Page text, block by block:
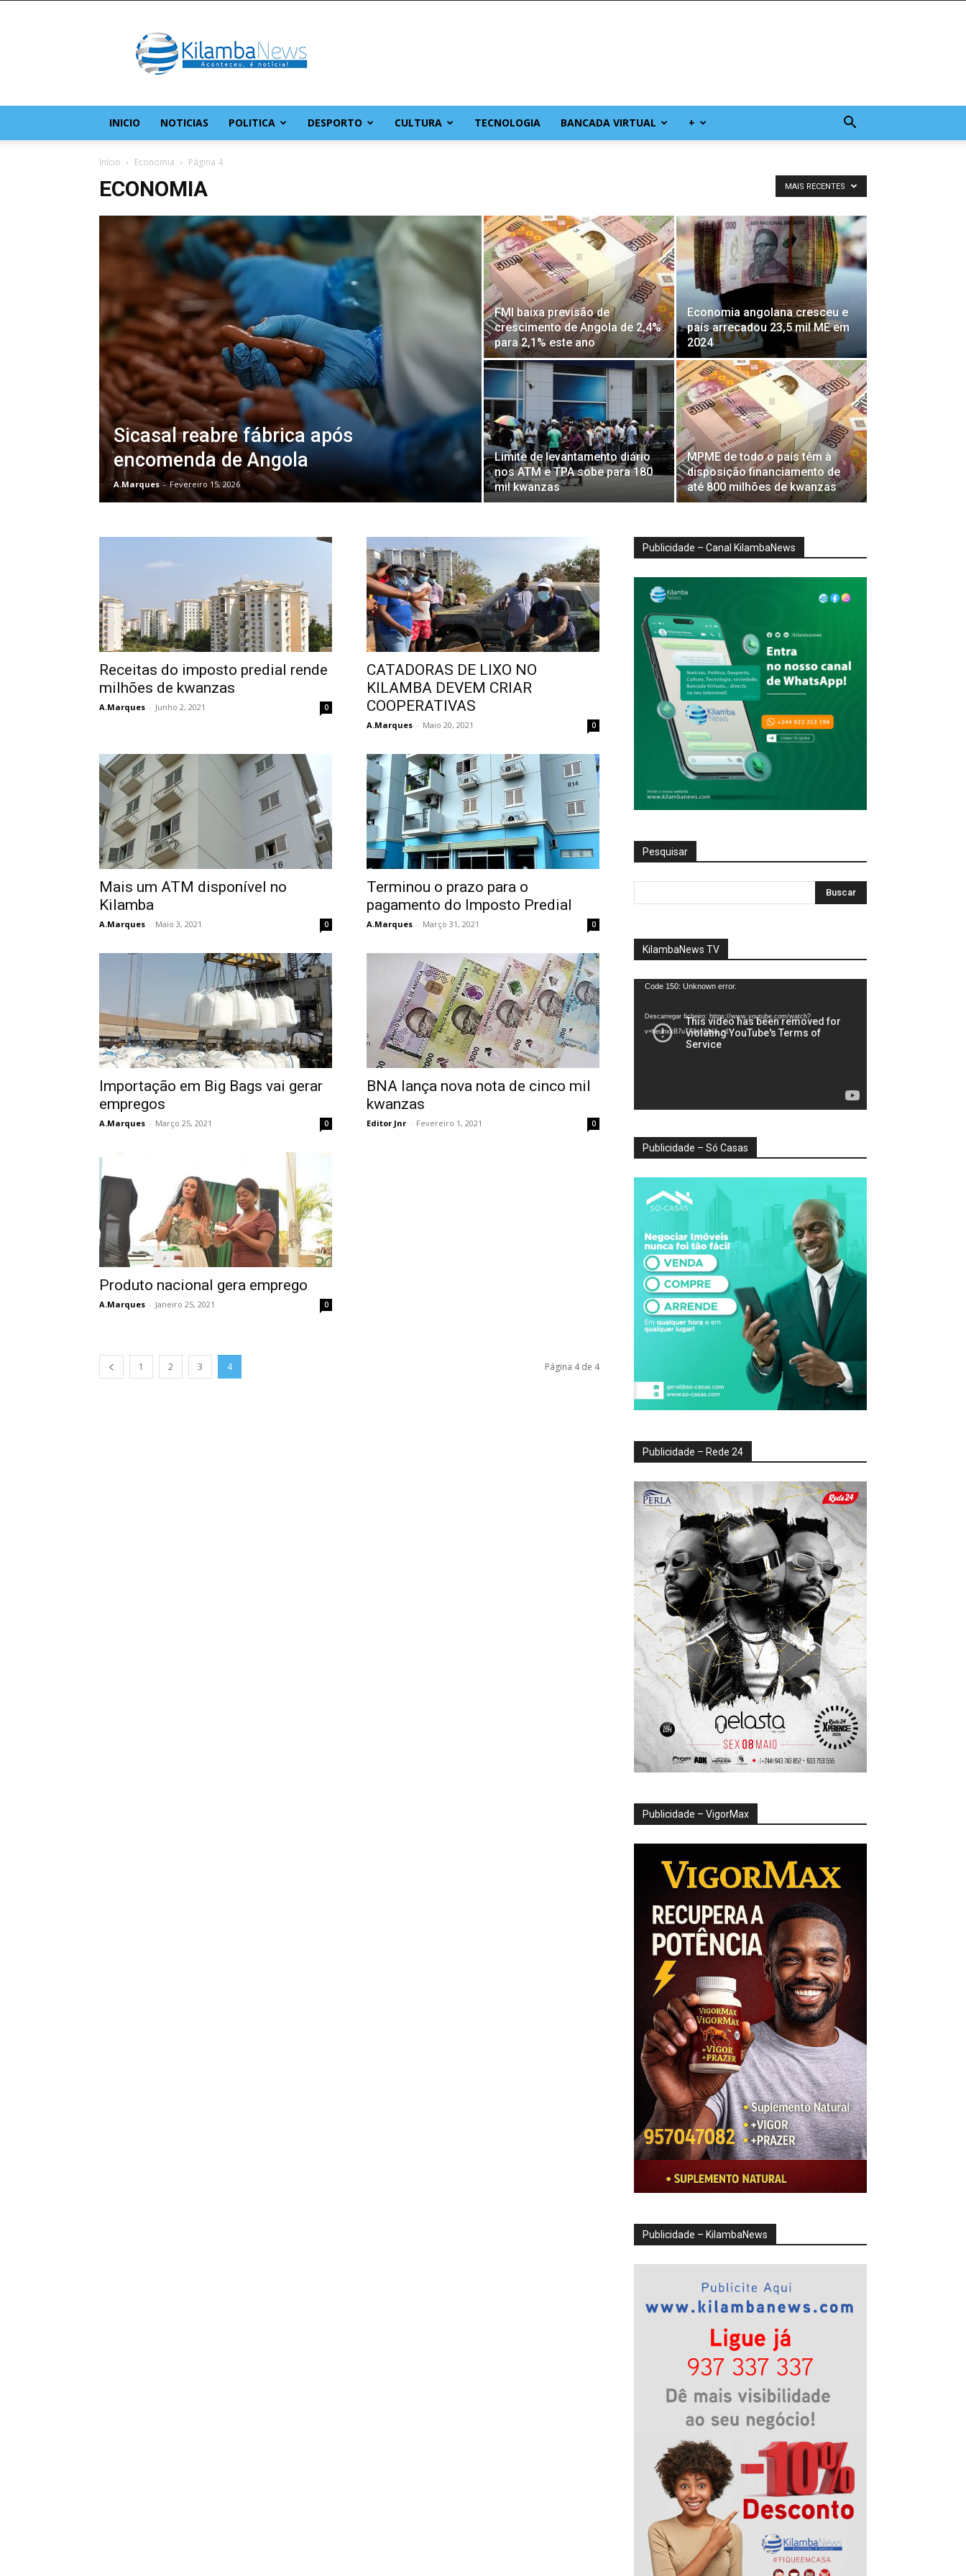
–
O
site
comunidade
do
INICIO NOTICIAS POLITICA DESPORTO CULTURA TECNOLOGIA BANCADA VIRTUAL +
Início Economia Página 4
ECONOMIA MAIS RECENTES
Sicasal reabre fábrica após
encomenda de Angola
A.Marques - Fevereiro 15, 2026
FMI baixa previsão de
crescimento de Angola de 2,4%
para 2,1% este ano
Economia angolana cresceu e
país arrecadou 23,5 mil ME em
2024
Limite de levantamento diário
nos ATM e TPA sobe para 180
mil kwanzas
MPME de todo o país têm à
disposição financiamento de
até 800 milhões de kwanzas
Receitas do imposto predial rende
milhões de kwanzas
A.Marques - Junho 2, 2021 0
CATADORAS DE LIXO NO
KILAMBA DEVEM CRIAR
COOPERATIVAS
A.Marques - Maio 20, 2021 0
Mais um ATM disponível no
Kilamba
A.Marques - Maio 3, 2021 0
Terminou o prazo para o
pagamento do Imposto Predial
A.Marques - Março 31, 2021 0
Importação em Big Bags vai gerar
empregos
A.Marques - Março 25, 2021 0
BNA lança nova nota de cinco mil
kwanzas
Editor Jnr - Fevereiro 1, 2021 0
Produto nacional gera emprego
A.Marques - Janeiro 25, 2021 0
1 2 3 4 Página 4 de 4
Publicidade – Canal KilambaNews
Pesquisar
KilambaNews TV
Reprodutor
vídeo
Code 150: Unknown error.
Descarregar ficheiro: https://www.youtube.com/watch?
v=heunxxB7uTA&t=22s&_=1
Publicidade – Só Casas
Publicidade – Rede 24
Publicidade – VigorMax
Publicidade – KilambaNews